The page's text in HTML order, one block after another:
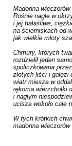
Madonna
Rośnie nagle w
i jej hałaśliwe,
na ścierniskach od
jak wielkie młoty
Chmury, których
rozdzielił jeden
spoliczkowana
złotych liści i gałęzi
wiatr miesza w
rękoma wierzchołki
i nagłym
ucisza wokoło całe
W tych krótkich
madonna